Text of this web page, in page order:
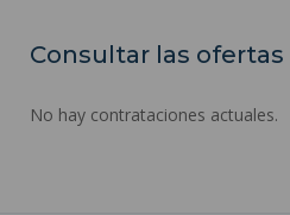
Consultar las
No hay contrataciones actuales.